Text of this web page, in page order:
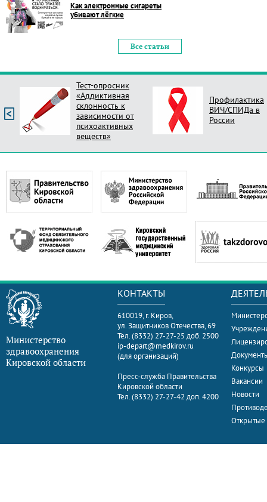
Как электронные сигареты
убивают лёгкие
Все статьи
Тест-опросник
«Аддиктивная
склонность к
зависимости от
психоактивных
веществ»
Профилактика
ВИЧ/СПИДа в
России
Министерство
здравоохранения
Кировской области
КОНТАКТЫ
610019, г. Киров,
ул. Защитников Отечества, 69
Тел. (8332) 27-27-25 доб. 2500
ip-depart@medkirov.ru
(для организаций)
Пресс-служба Правительства
Кировской области
Тел. (8332) 27-27-42 доп. 4200
Конкурсы
Вакансии
Новости